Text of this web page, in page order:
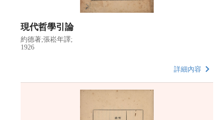
現代哲學引論
約德著;張崧年譯;
1926
詳細內容